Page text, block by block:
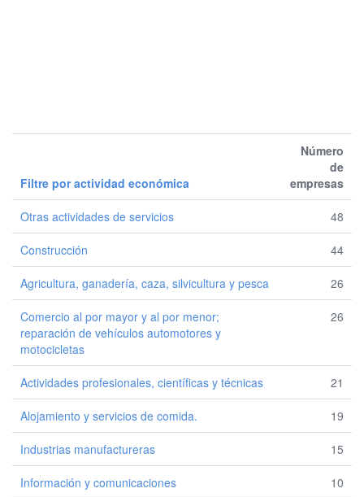
Filtre por actividad económica
Número
de
empresas
Otras actividades de servicios 48
Construcción 44
Agricultura, ganadería, caza, silvicultura y pesca 26
Comercio al por mayor y al por menor;
reparación de vehículos automotores y
motocicletas
26
Actividades profesionales, científicas y técnicas 21
Alojamiento y servicios de comida. 19
Industrias manufactureras 15
Información y comunicaciones 10